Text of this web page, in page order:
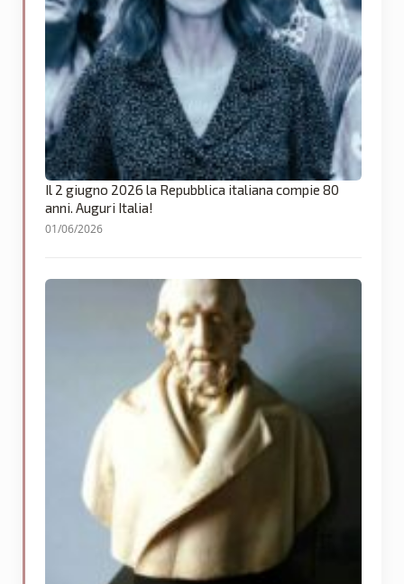
Il 2 giugno 2026 la Repubblica italiana compie 80
anni. Auguri Italia!
01/06/2026